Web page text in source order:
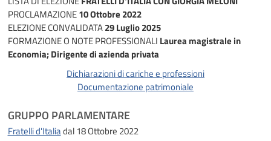
PROCLAMAZIONE10 Ottobre 2022
ELEZIONE CONVALIDATA29 Luglio 2025
FORMAZIONE O NOTE PROFESSIONALI Laurea magistrale in
Economia; Dirigente di azienda privata
Dichiarazioni di cariche e professioni
Documentazione patrimoniale
GRUPPO PARLAMENTARE
Fratelli d'Italiadal 18 Ottobre 2022